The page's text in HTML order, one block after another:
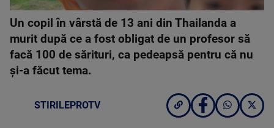
Un copil în vârstă de 13 ani din Thailanda a
murit după ce a fost obligat de un profesor să
facă 100 de sărituri, ca pedeapsă pentru că nu
și-a făcut tema.
STIRILEPROTV